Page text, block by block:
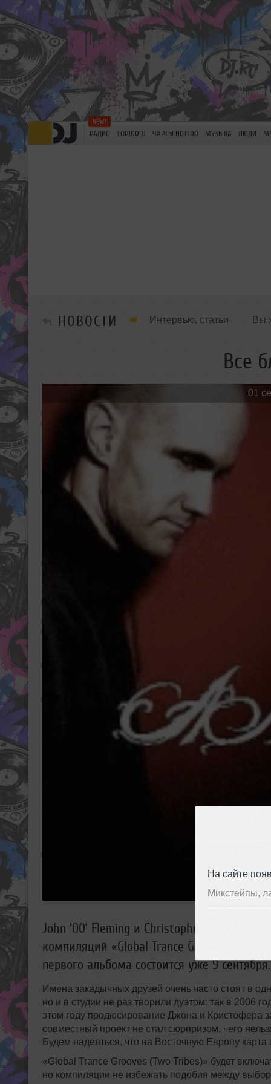
На сайте
Микстейпы,
РАДИО TOP100DJ ЧАРТЫ HOT100 МУЗЫКА ЛЮДИ
НОВОСТИ Интервью, статьи Вы
Танцевальные стили
Мужчина & Женщина
Все
01
John ‘00’ Fleming и Christopher Lawrence
компиляций «Global Trance Grooves (Two
первого альбома состоится уже 9 сентября.
Имена закадычных друзей очень часто стоят в
но и в студии не раз творили дуэтом: так в 2006
этом году продюсирование Джона и Кристофера
совместный проект не стал сюрпризом, чего
Будем надеяться, что на Восточную Европу карта
«Global Trance Grooves (Two Tribes)» будет
но компиляции не избежать подобия между